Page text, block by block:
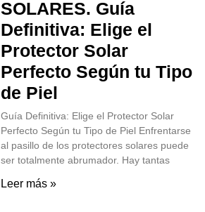
SOLARES. Guía
Definitiva: Elige el
Protector Solar
Perfecto Según tu Tipo
de Piel
Guía Definitiva: Elige el Protector Solar
Perfecto Según tu Tipo de Piel Enfrentarse
al pasillo de los protectores solares puede
ser totalmente abrumador. Hay tantas
Leer más »